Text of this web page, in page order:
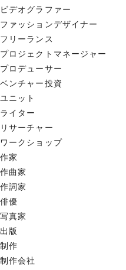
ビデオグラファー
ファッションデザイナー
フリーランス
プロジェクトマネージャー
プロデューサー
ベンチャー投資
ユニット
ライター
リサーチャー
ワークショップ
作家
作曲家
作詞家
俳優
写真家
出版
制作
制作会社